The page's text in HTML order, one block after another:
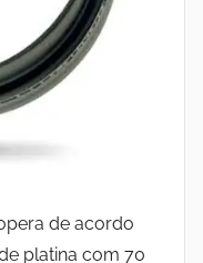
de acordo
platina com 70